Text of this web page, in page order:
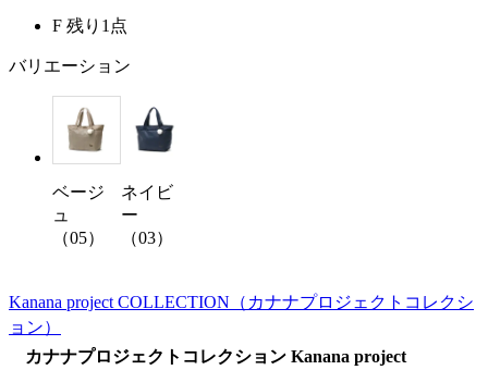
F 残り1点
バリエーション
ベージ
ュ
（05）
ネイビ
ー
（03）
Kanana project COLLECTION （カナナプロジェクトコレクシ
ョン）
カナナプロジェクトコレクション Kanana project